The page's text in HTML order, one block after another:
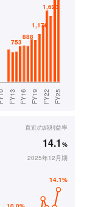
直近の純利益率
14.1 %
2025年12月期